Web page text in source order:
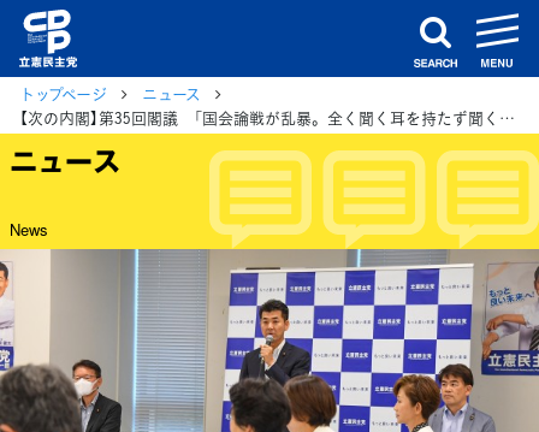
search
トップページ
ニュース
【次の内閣】第35回閣議 「国会論戦が乱暴。全く聞く耳を持たず聞く力もない内閣」泉代表
ニュース
News